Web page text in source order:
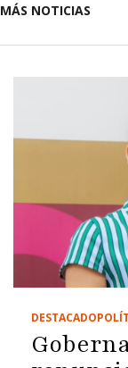
MÁS NOTICIAS
DESTACADO